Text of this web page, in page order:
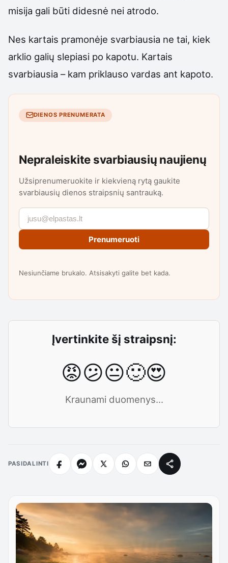
misija gali būti didesnė nei atrodo.
Nes kartais pramonėje svarbiausia ne tai, kiek
arklio galių slepiasi po kapotu. Kartais
svarbiausia – kam priklauso vardas ant kapoto.
DIENOS PRENUMERATA
Nepraleiskite svarbiausių naujienų
Užsiprenumeruokite ir kiekvieną rytą gaukite
svarbiausių dienos straipsnių santrauką.
Prenumeruoti
Nesiunčiame brukalo. Atsisakyti galite bet kada.
Įvertinkite šį straipsnį:
😡😕😐🙂😍
Kraunami duomenys...
PASIDALINTI